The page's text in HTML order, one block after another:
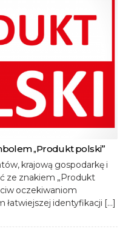
,,Produkt polski”
krajową gospodarkę i
ze znakiem „Produkt
oczekiwaniom
identyfikacji […]